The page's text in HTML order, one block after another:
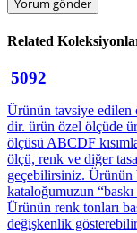
Related
5092
Ürünün tavsiye edilen
dir. ürün özel ölçüde
ölçüsü ABCDF
ölçü, renk ve diğer
geçebilirsiniz. Ürünün
kataloğumuzun
Ürünün renk tonları
değişkenlik